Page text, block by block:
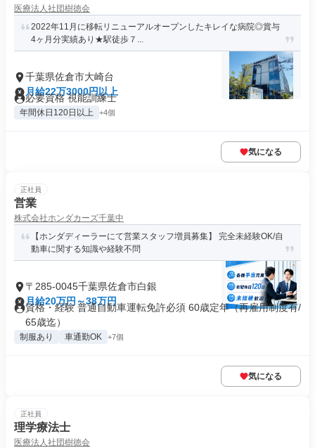
医療法人社団樹徳会
2022年11月に移転リニューアルオープンしたキレイな病院◎賞与
4ヶ月分実績あり★駅徒歩７...
千葉県佐倉市大崎台
月給22万3000円以上
必要資格 視能訓練士
年間休日120日以上 +4個
気になる
正社員
営業
株式会社ホンダカーズ千葉中
【ホンダディーラーにて営業スタッフ増員募集】 完全未経験OK/自
動車に関する知識や経験不問
〒285-0045千葉県佐倉市白銀
月給20万円～38万円
資格・経験 普通自動車運転免許必須 60歳定年（再雇用制度有/
65歳迄）
制服あり 車通勤OK +7個
気になる
正社員
理学療法士
医療法人社団樹徳会